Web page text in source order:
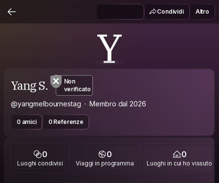
Condividi Altro
Y
Yang S.
Non
verificato
@yangmelbournestag Membro dal 2026
0 amici 0 Referenze
0
Luoghi condivisi
0
Viaggi in programma
0
Luoghi in cui ho vissuto